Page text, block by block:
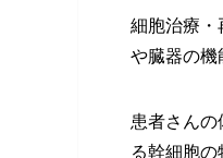
細胞治療・
や臓器の機
患者さん
る幹細胞